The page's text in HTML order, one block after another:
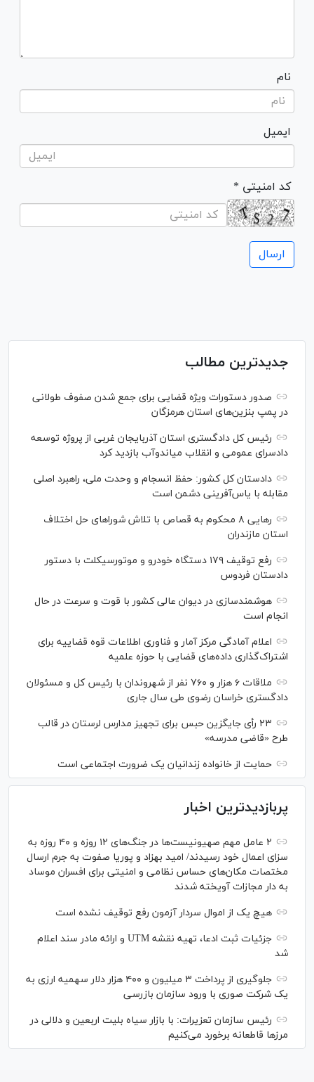
نام
ایمیل
* کد امنیتی
جدیدترین مطالب
صدور دستورات ویژه قضایی برای جمع شدن صفوف طولانی
در پمپ بنزین‌های استان هرمزگان
رئیس کل دادگستری استان آذربایجان غربی از پروژه توسعه
دادسرای عمومی و انقلاب میاندوآب بازدید کرد
دادستان کل کشور: حفظ انسجام و وحدت ملی، راهبرد اصلی
مقابله با یاس‌آفرینی دشمن است
رهایی ۸ محکوم به قصاص با تلاش شورا‌های حل اختلاف
استان مازندران
رفع توقیف ۱۷۹ دستگاه خودرو و موتورسیکلت با دستور
دادستان فردوس
هوشمندسازی در دیوان عالی کشور با قوت و سرعت در حال
انجام است
اعلام آمادگی مرکز آمار و فناوری اطلاعات قوه قضاییه برای
اشتراک‌گذاری داده‌های قضایی با حوزه علمیه
ملاقات ۶ هزار و ۷۶۰ نفر از شهروندان با رئیس کل و مسئولان
دادگستری خراسان رضوی طی سال جاری
۲۳ رأی جایگزین حبس برای تجهیز مدارس لرستان در قالب
طرح «قاضی مدرسه»
حمایت از خانواده زندانیان یک ضرورت اجتماعی است
پربازدیدترین اخبار
۲ عامل مهم صهیونیست‌ها در جنگ‌های ۱۲ روزه و ۴۰ روزه به
سزای اعمال خود رسیدند/ امید بهزاد و پوریا صفوت به جرم ارسال
مختصات مکان‌های حساس نظامی و امنیتی برای افسران موساد
به دار مجازات آویخته شدند
هیچ یک از اموال سردار آزمون رفع توقیف نشده است
جزئیات ثبت ادعا، تهیه نقشه UTM و ارائه مادر سند اعلام
شد
جلوگیری از پرداخت ۳ میلیون و ۴۰۰ هزار دلار سهمیه ارزی به
یک شرکت صوری با ورود سازمان بازرسی
رئیس سازمان تعزیرات: با بازار سیاه بلیت اربعین و دلالی در
مرز‌ها قاطعانه برخورد می‌کنیم